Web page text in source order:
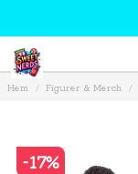
Hem Figurer & Merch
-17%